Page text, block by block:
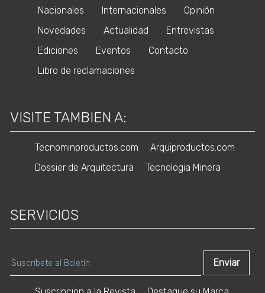
Nacionales Internacionales
Opinión
Novedades
Actualidad
Entrevistas
Ediciones
Eventos
Contacto
Libro de reclamaciones
VISITE TAMBIEN A:
Tecnominproductos.com
Arquiproductos.com
Dossier de Arquitectura
Tecnologia Minera
SERVICIOS